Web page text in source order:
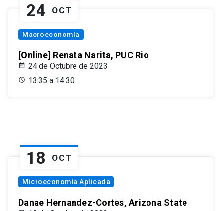
24 OCT
Macroeconomía
[Online] Renata Narita, PUC Rio
24 de Octubre de 2023
13:35 a 14:30
18 OCT
Microeconomía Aplicada
Danae Hernandez-Cortes, Arizona State